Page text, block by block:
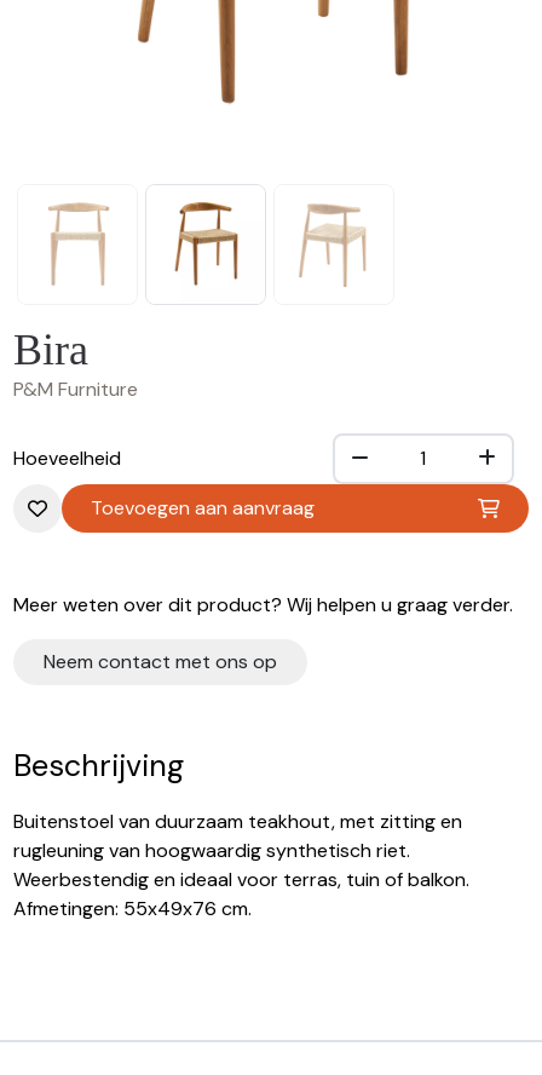
Bira
P&M Furniture
Hoeveelheid
Toevoegen aan aanvraag
Meer weten over dit product? Wij helpen u graag verder.
Neem contact met ons op
Beschrijving
Buitenstoel van duurzaam teakhout, met zitting en
rugleuning van hoogwaardig synthetisch riet.
Weerbestendig en ideaal voor terras, tuin of balkon.
Afmetingen: 55x49x76 cm.